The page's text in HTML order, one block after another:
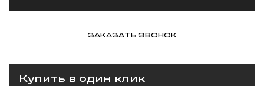
ЗАКАЗАТЬ ЗВОНОК
Купить в один клик